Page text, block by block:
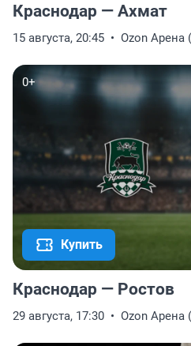
Краснодар — Ахмат
15 августа, 20:45 Ozon Арена
0+
Купить
Краснодар — Ростов
29 августа, 17:30 Ozon Арена